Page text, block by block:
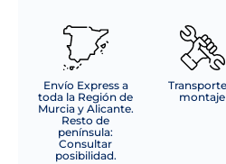
Envío Express a
toda la Región de
Murcia y Alicante.
Resto de
península:
Consultar
posibilidad.
montaje